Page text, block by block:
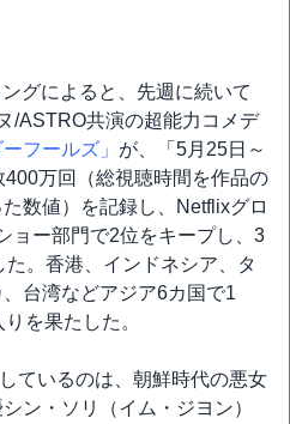
グによると、先週に続いて
/ASTRO共演の超能力コメデ
ーフールズ」 が、「5月25日～
万回（総視聴時間を作品の
数値）を記録し、Netflixグロ
ョー部門で2位をキープし、3
。香港、インドネシア、タ
台湾などアジア6カ国で1
を果たした。
ているのは、朝鮮時代の悪女
ン・ソリ（イム・ジヨン）